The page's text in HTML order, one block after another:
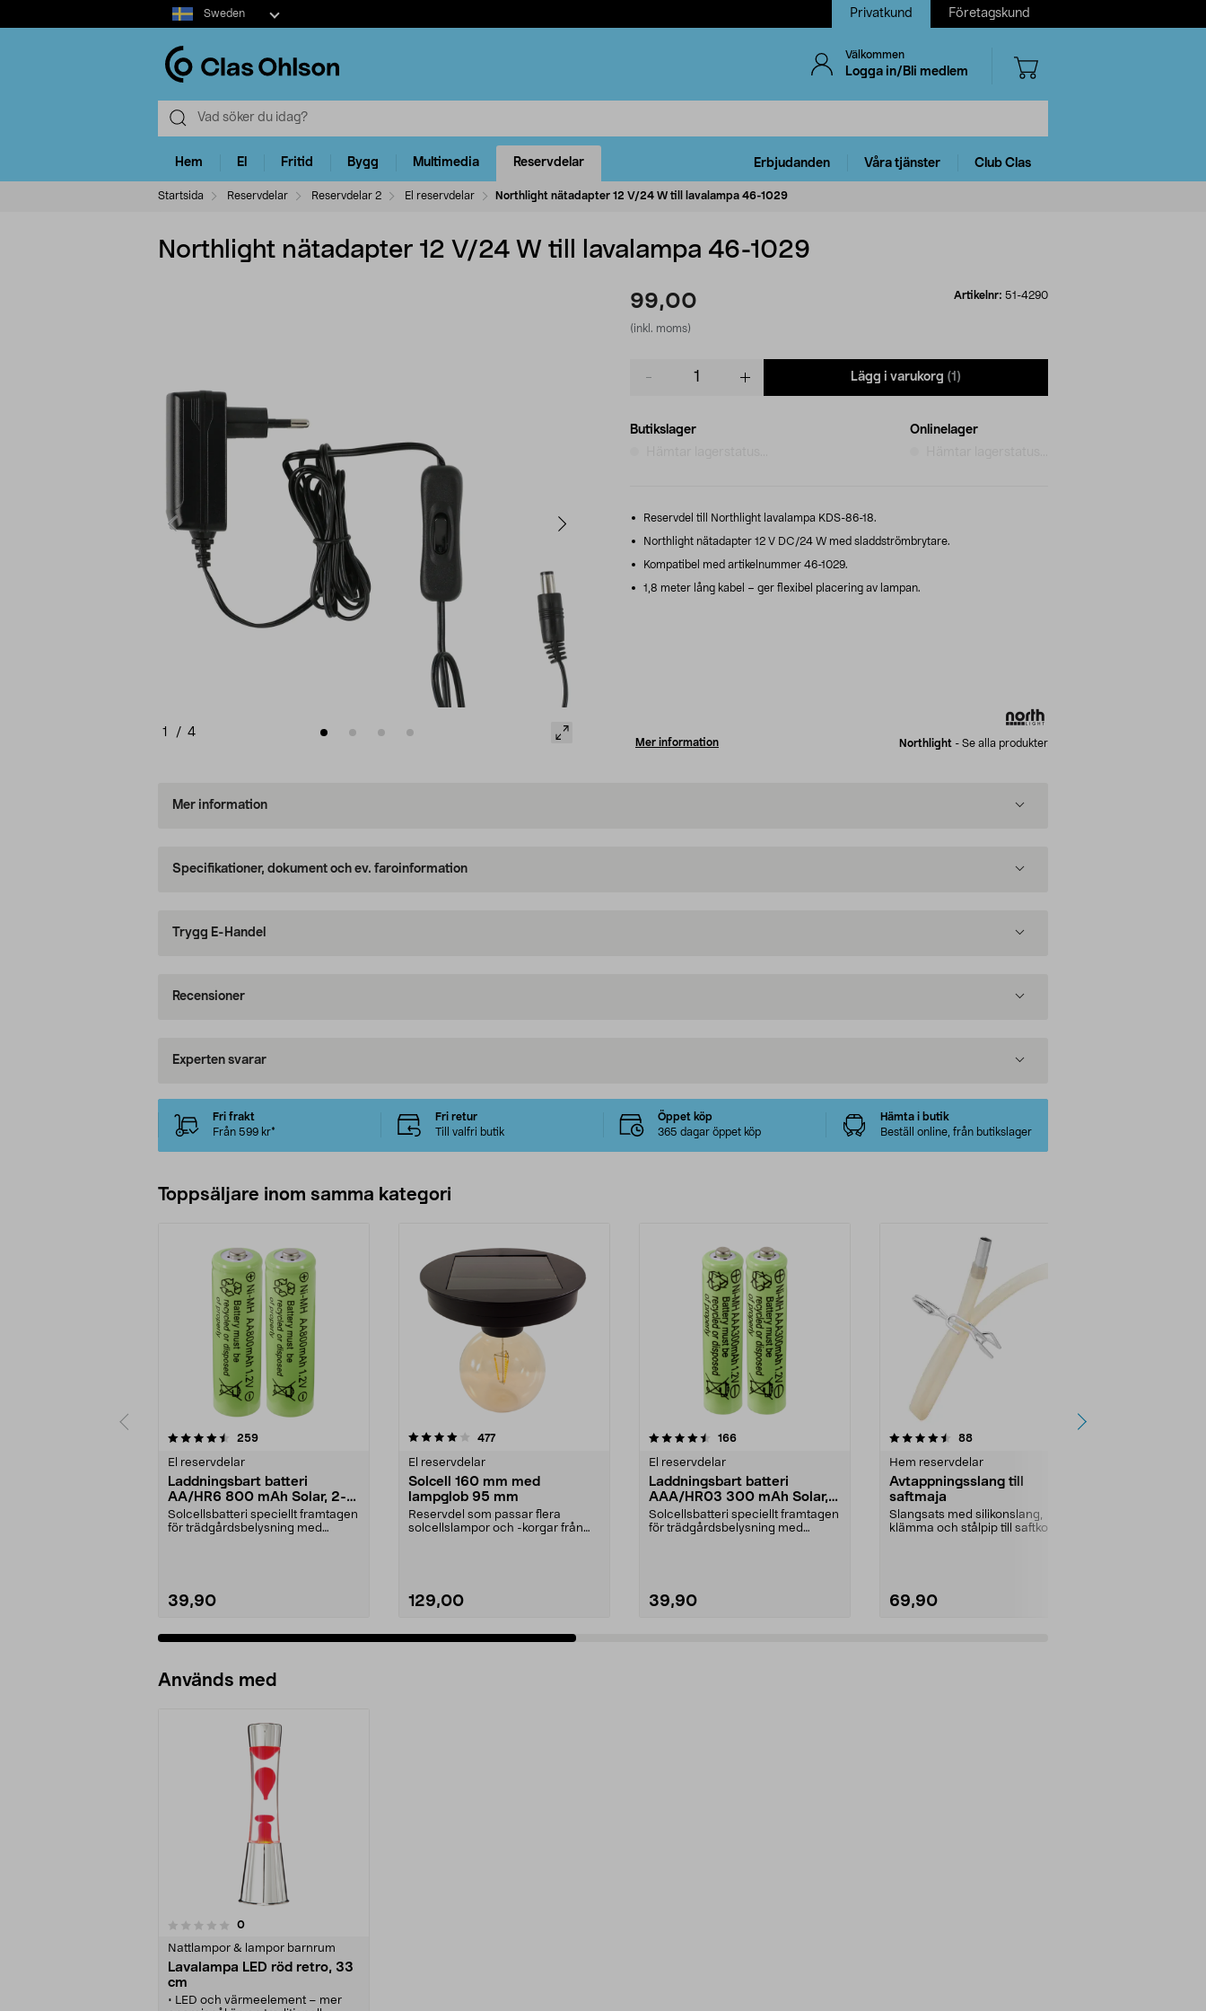
Select
market
Sweden Privatkund Företagskund
Välkommen
Logga in/Bli medlem
Hem El Fritid Bygg Multimedia Reservdelar Erbjudanden Våra tjänster Club Clas
Startsida Reservdelar Reservdelar 2 El reservdelar Northlight nätadapter 12 V/24 W till lavalampa 46-1029
Northlight nätadapter 12 V/24 W till lavalampa 46-1029
1 / 4
99,00
(inkl. moms)
Artikelnr: 51-4290
Lägg i varukorg (1)
Butikslager
Onlinelager
Reservdel till Northlight lavalampa KDS-86-18.
Northlight nätadapter 12 V DC/24 W med sladdströmbrytare.
Kompatibel med artikelnummer 46-1029.
1,8 meter lång kabel – ger flexibel placering av lampan.
Mer information Northlight - Se alla produkter
Mer information
Specifikationer, dokument och ev. faroinformation
Trygg E-Handel
Recensioner
Experten svarar
Fri frakt
Från 599 kr*
Fri retur
Till valfri butik
Öppet köp
365 dagar öppet köp
Hämta i butik
Beställ online, från butikslager
Toppsäljare inom samma kategori
259recensioner
El reservdelar
Laddningsbart batteri
AA/HR6 800 mAh Solar, 2-
pack
Solcellsbatteri speciellt framtagen
för trädgårdsbelysning med
39,90
4.0 av 5 stjärnor 477recensioner
El reservdelar
Solcell 160 mm med
lampglob 95 mm
Reservdel som passar flera
solcellslampor och -korgar från
129,00
4.5 av 5 stjärnor 166recensioner
El reservdelar
Laddningsbart batteri
AAA/HR03 300 mAh Solar,
2-pack
Solcellsbatteri speciellt framtagen
för trädgårdsbelysning med
39,90
4.5 av 5 stjärnor 88recensioner
Hem reservdelar
Avtappningsslang till
saftmaja
Slangsats med silikonslang,
klämma och stålpip till saftkokare.
69,90
4.5 av 5 stjärnor
Används med
0recensioner
Nattlampor & lampor barnrum
Lavalampa LED röd retro, 33
cm
• LED och värmeelement – mer